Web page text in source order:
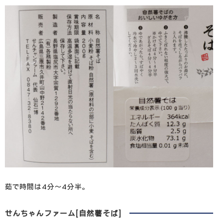
茹で時間は4分～4分半。
せんちゃんファーム[自然薯そば]